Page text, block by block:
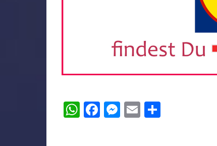
WhatsApp
Facebook
Messenger
Email